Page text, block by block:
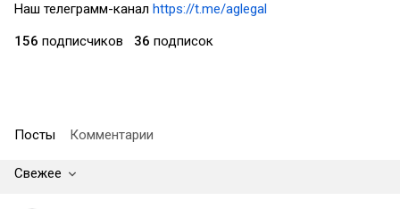
Наш телеграмм-канал https://t.me/aglegal
156 подписчиков 36 подписок
Посты Комментарии
Свежее